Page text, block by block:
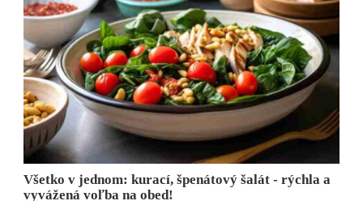
Všetko v jednom: kurací, špenátový šalát - rýchla a
vyvážená voľba na obed!